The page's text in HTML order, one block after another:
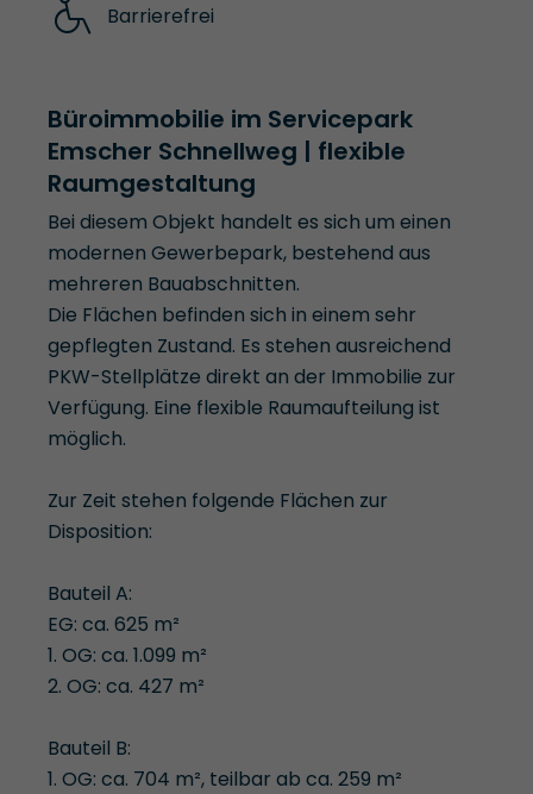
Barrierefrei
Büroimmobilie im Servicepark
Emscher Schnellweg | flexible
Raumgestaltung
Bei diesem Objekt handelt es sich um einen
modernen Gewerbepark, bestehend aus
mehreren Bauabschnitten.
Die Flächen befinden sich in einem sehr
gepflegten Zustand. Es stehen ausreichend
PKW-Stellplätze direkt an der Immobilie zur
Verfügung. Eine flexible Raumaufteilung ist
möglich.
Zur Zeit stehen folgende Flächen zur
Disposition:
Bauteil A:
EG: ca. 625 m²
1. OG: ca. 1.099 m²
2. OG: ca. 427 m²
Bauteil B:
1. OG: ca. 704 m², teilbar ab ca. 259 m²